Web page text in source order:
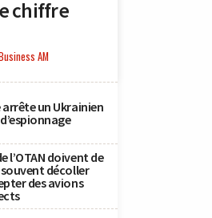
chiffre
AM
arrête un Ukrainien
l’OTAN doivent de
souvent décoller
des avions